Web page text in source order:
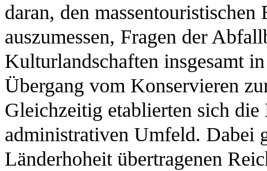
daran, den
auszumessen, Fragen der
Kulturlandschaften insgesamt
Übergang vom Konservieren
Gleichzeitig etablierten sich
administrativen Umfeld. Dabei
Länderhoheit übertragenen